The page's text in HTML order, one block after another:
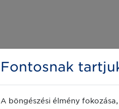
Fontosnak
A böngészési élmény